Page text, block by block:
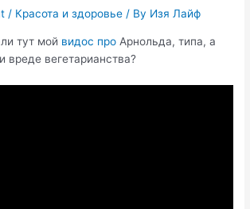
/ Красота и здоровье / By Изя Лайф
тут мой видос про Арнольда, типа, а
вреде вегетарианства?